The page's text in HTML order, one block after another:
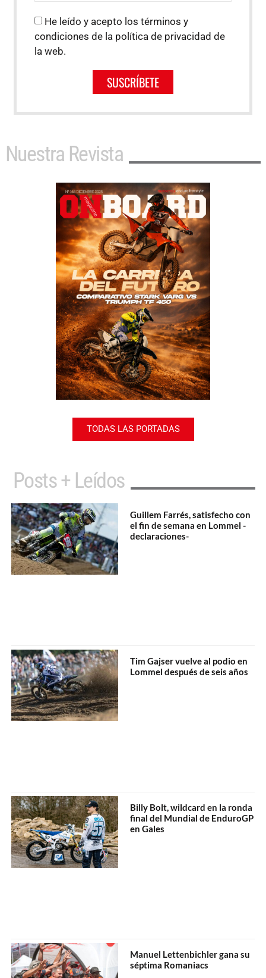
He leído y acepto los términos y
condiciones de la política de privacidad de
la web.
SUSCRÍBETE
Nuestra Revista
TODAS LAS PORTADAS
Posts + Leídos
Guillem Farrés, satisfecho con
el fin de semana en Lommel -
declaraciones-
Tim Gajser vuelve al podio en
Lommel después de seis años
Billy Bolt, wildcard en la ronda
final del Mundial de EnduroGP
en Gales
Manuel Lettenbichler gana su
séptima Romaniacs